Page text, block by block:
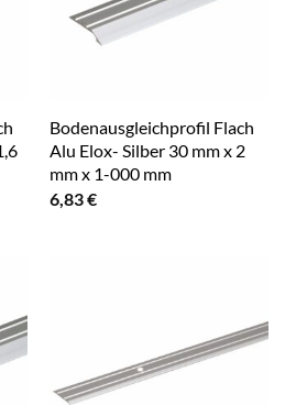
Bodenausgleichprofil Flach
Alu Elox- Silber 30 mm x 2
mm x 1-000 mm
6,83€